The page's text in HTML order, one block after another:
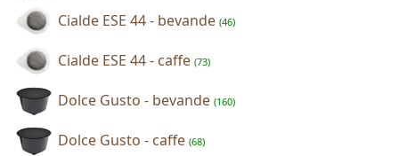
Cialde ESE 44 - bevande (46)
Cialde ESE 44 - caffe (73)
Dolce Gusto - bevande (160)
Dolce Gusto - caffe (68)